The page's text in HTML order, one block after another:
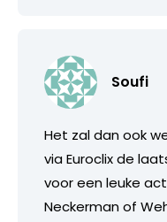
Soufi
Het zal dan ook
via Euroclix de
voor een leuke
Neckerman of